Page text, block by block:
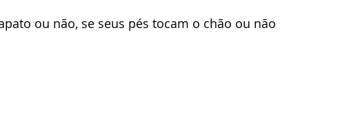
ou não, se seus pés tocam o chão ou não